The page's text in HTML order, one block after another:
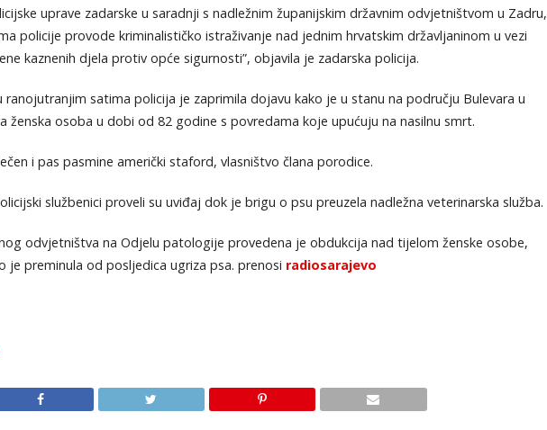
uprave zadarske u saradnji s nadležnim županijskim državnim odvjetništvom u Zadru,
policije provode kriminalističko istraživanje nad jednim hrvatskim državljaninom u vezi
kaznenih djela protiv opće sigurnosti”, objavila je zadarska policija.
ranojutranjim satima policija je zaprimila dojavu kako je u stanu na području Bulevara u
ženska osoba u dobi od 82 godine s povredama koje upućuju na nasilnu smrt.
i pas pasmine američki staford, vlasništvo člana porodice.
službenici proveli su uviđaj dok je brigu o psu preuzela nadležna veterinarska služba.
odvjetništva na Odjelu patologije provedena je obdukcija nad tijelom ženske osobe,
je preminula od posljedica ugriza psa. prenosi radiosarajevo